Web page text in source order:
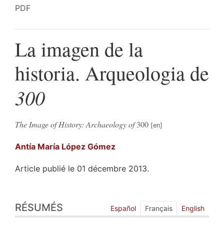
PDF
La imagen de la
historia. Arqueologia de
300
The Image of History: Archaeology of300
Antía María López Gómez
Article publié le 01 décembre 2013.
Plan
Texte
RÉSUMÉS Español Français English